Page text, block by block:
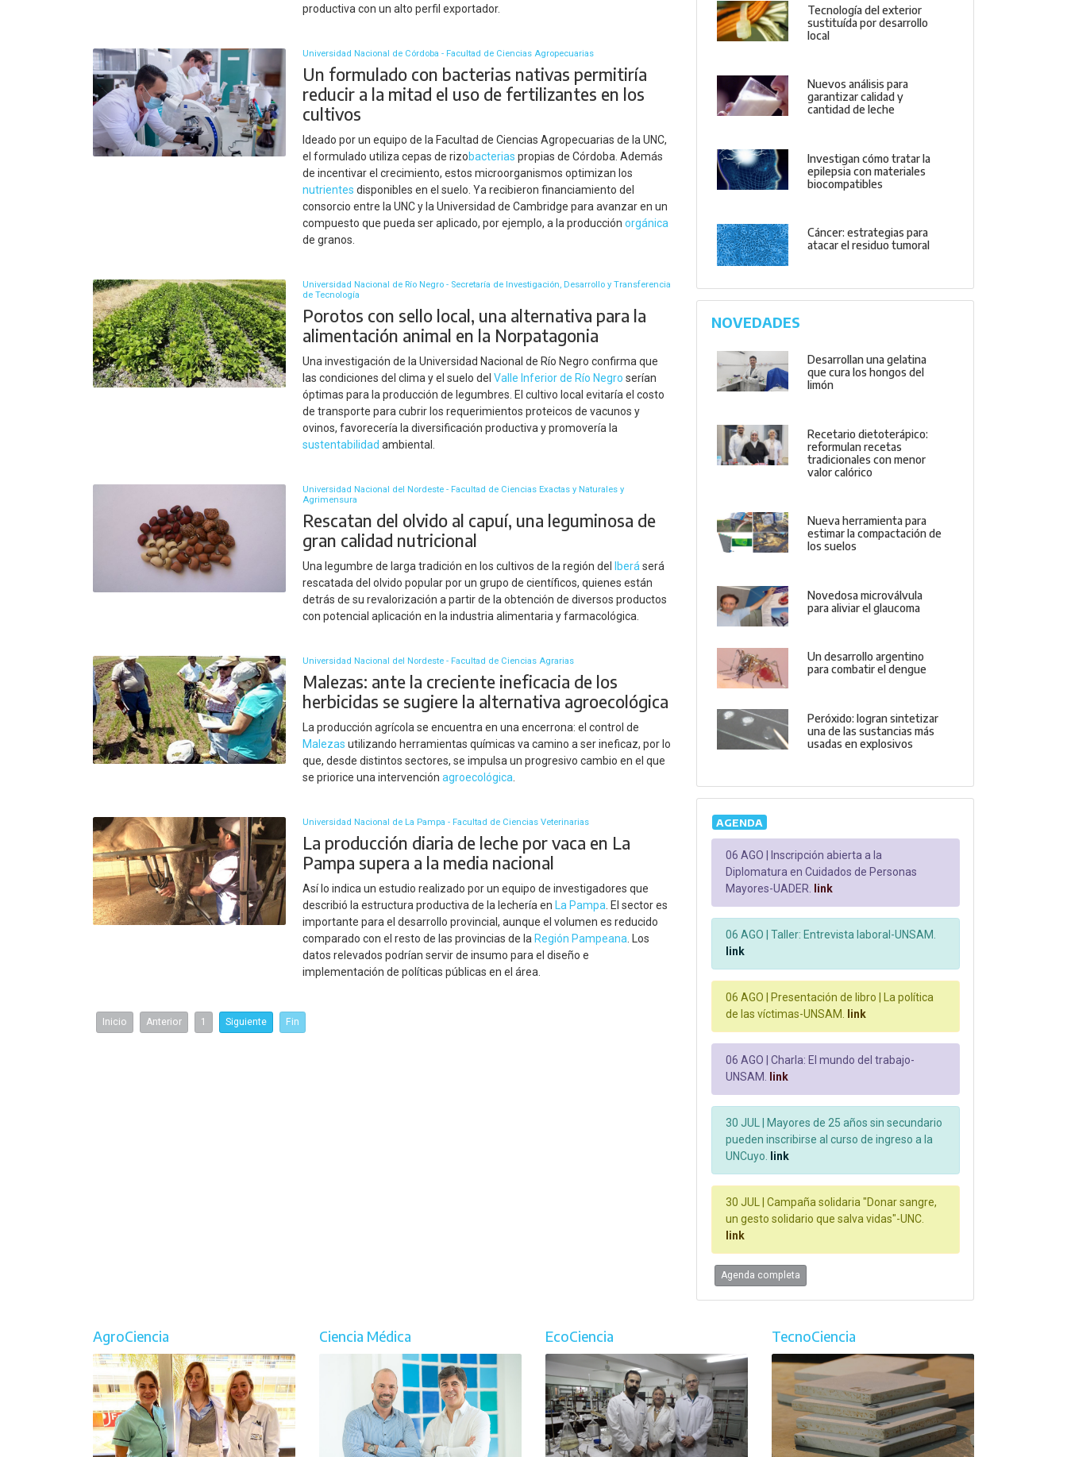
productiva con un alto perfil exportador.
Universidad Nacional de Córdoba - Facultad de Ciencias Agropecuarias
Un formulado con bacterias nativas permitiría
reducir a la mitad el uso de fertilizantes en los
cultivos
Ideado por un equipo de la Facultad de Ciencias Agropecuarias de la UNC,
el formulado utiliza cepas de rizobacterias propias de Córdoba. Además
de incentivar el crecimiento, estos microorganismos optimizan los
nutrientes disponibles en el suelo. Ya recibieron financiamiento del
consorcio entre la UNC y la Universidad de Cambridge para avanzar en un
compuesto que pueda ser aplicado, por ejemplo, a la producciónorgánica
de granos.
Universidad Nacional de Río Negro - Secretaría de Investigación, Desarrollo y Transferencia
de Tecnología
Porotos con sello local, una alternativa para la
alimentación animal en la Norpatagonia
Una investigación de la Universidad Nacional de Río Negro confirma que
las condiciones del clima y el suelo delValle Inferior de Río Negro serían
óptimas para la producción de legumbres. El cultivo local evitaría el costo
de transporte para cubrir los requerimientos proteicos de vacunos y
ovinos, favorecería la diversificación productiva y promovería la
sustentabilidad ambiental.
Universidad Nacional del Nordeste - Facultad de Ciencias Exactas y Naturales y
Agrimensura
Rescatan del olvido al capuí, una leguminosa de
gran calidad nutricional
Una legumbre de larga tradición en los cultivos de la región del Iberá será
rescatada del olvido popular por un grupo de científicos, quienes están
detrás de su revalorización a partir de la obtención de diversos productos
con potencial aplicación en la industria alimentaria y farmacológica.
Universidad Nacional del Nordeste - Facultad de Ciencias Agrarias
Malezas: ante la creciente ineficacia de los
herbicidas se sugiere la alternativa agroecológica
La producción agrícola se encuentra en una encerrona: el control de
Malezas utilizando herramientas químicas va camino a ser ineficaz, por lo
que, desde distintos sectores, se impulsa un progresivo cambio en el que
se priorice una intervenciónagroecológica
Universidad Nacional de La Pampa - Facultad de Ciencias Veterinarias
La producción diaria de leche por vaca en La
Pampa supera a la media nacional
Así lo indica un estudio realizado por un equipo de investigadores que
describió la estructura productiva de la lechería en
La Pampa . El sector es
importante para el desarrollo provincial, aunque el volumen es reducido
comparado con el resto de las provincias de la Región Pampeana . Los
datos relevados podrían servir de insumo para el diseño e
implementación de políticas públicas en el área.
Inicio Anterior 1 Siguiente Fin
Tecnología del exterior
sustituída por desarrollo
local
Nuevos análisis para
garantizar calidad y
cantidad de leche
Investigan cómo tratar la
epilepsia con materiales
biocompatibles
Cáncer: estrategias para
atacar el residuo tumoral
NOVEDADES
Desarrollan una gelatina
que cura los hongos del
limón
Recetario dietoterápico:
reformulan recetas
tradicionales con menor
valor calórico
Nueva herramienta para
estimar la compactación de
los suelos
Novedosa microválvula
para aliviar el glaucoma
Un desarrollo argentino
para combatir el dengue
Peróxido: logran sintetizar
una de las sustancias más
usadas en explosivos
AGENDA
06 AGO |
Inscripción abierta a la
Diplomatura en Cuidados de Personas
Mayores-UADER.
link
06 AGO |
Taller: Entrevista laboral-UNSAM.
link
06 AGO |
Presentación de libro | La política
de las víctimas-UNSAM.
link
06 AGO |
Charla: El mundo del trabajo-
UNSAM.
link
30 JUL |
Mayores de 25 años sin secundario
pueden inscribirse al curso de ingreso a la
UNCuyo.
link
30 JUL |
Campaña solidaria "Donar sangre,
un gesto solidario que salva vidas"-UNC.
link
Agenda completa
AgroCiencia Ciencia Médica EcoCiencia TecnoCiencia